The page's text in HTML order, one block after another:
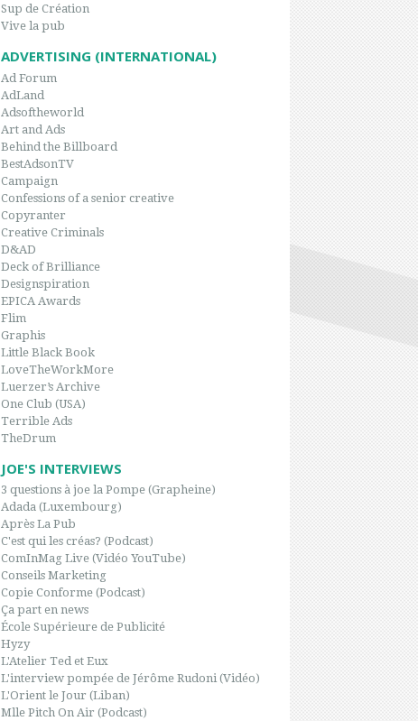
Sup de Création
Vive la pub
ADVERTISING (INTERNATIONAL)
Ad Forum
AdLand
Adsoftheworld
Art and Ads
Behind the Billboard
BestAdsonTV
Campaign
Confessions of a senior creative
Copyranter
Creative Criminals
D&AD
Deck of Brilliance
Designspiration
EPICA Awards
Flim
Graphis
Little Black Book
LoveTheWorkMore
Luerzer’s Archive
One Club (USA)
Terrible Ads
TheDrum
JOE'S INTERVIEWS
3 questions à joe la Pompe (Grapheine)
Adada (Luxembourg)
Après La Pub
C'est qui les créas? (Podcast)
ComInMag Live (Vidéo YouTube)
Conseils Marketing
Copie Conforme (Podcast)
Ça part en news
École Supérieure de Publicité
Hyzy
L'Atelier Ted et Eux
L'interview pompée de Jérôme Rudoni (Vidéo)
L'Orient le Jour (Liban)
Mlle Pitch On Air (Podcast)